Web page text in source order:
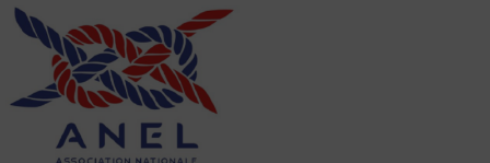
Aller
contenu
ANEL